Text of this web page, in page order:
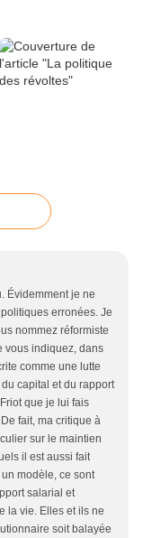
Évidemment je ne
erronées. Je
nommez réformiste
vous indiquez, dans
comme une lutte
capital et du rapport
que je lui fais
fait, ma critique à
sur le maintien
il est aussi fait
modèle, ce sont
salarial et
la vie. Elles et ils ne
soit balayée